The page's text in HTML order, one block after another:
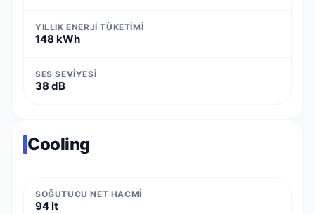
YILLIK ENERJI TÜKETIMI
148 kWh
SES SEVIYESI
38 dB
Cooling
SOĞUTUCU NET HACMI
94 lt